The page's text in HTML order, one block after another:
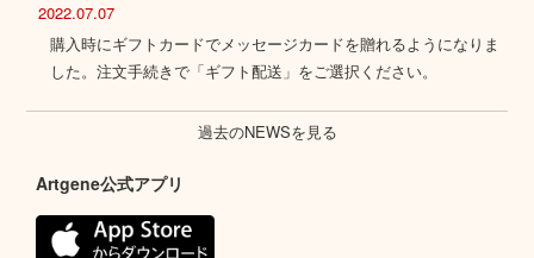
2022.07.07
購入時にギフトカードでメッセージカードを贈れるようになりま
した。注文手続きで「ギフト配送」をご選択ください。
過去のNEWSを見る
Artgene公式アプリ